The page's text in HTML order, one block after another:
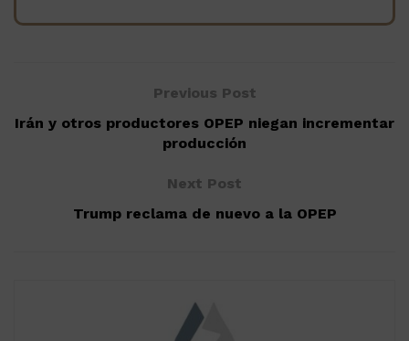
Previous Post
Irán y otros productores OPEP niegan incrementar
producción
Next Post
Trump reclama de nuevo a la OPEP